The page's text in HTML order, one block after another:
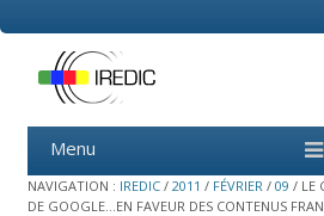
Menu
content
NAVIGATION : IREDIC / 2011 / FÉVRIER / 09 / LE
DE GOOGLE…EN FAVEUR DES CONTENUS